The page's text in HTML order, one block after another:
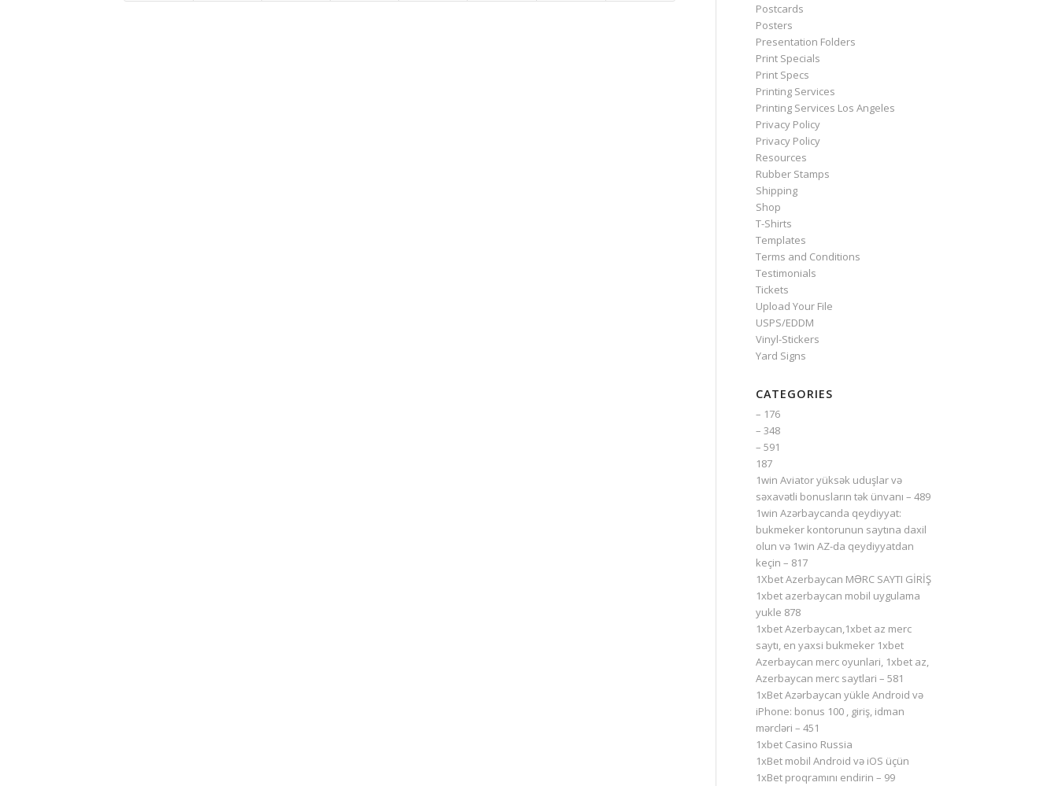
Postcards
Posters
Presentation Folders
Print Specials
Print Specs
Printing Services
Printing Services Los Angeles
Privacy Policy
Privacy Policy
Resources
Rubber Stamps
Shipping
Shop
T-Shirts
Templates
Terms and Conditions
Testimonials
Tickets
Upload Your File
USPS/EDDM
Vinyl-Stickers
Yard Signs
CATEGORIES
– 176
– 348
– 591
187
1win Aviator yüksək uduşlar və
səxavətli bonusların tək ünvanı – 489
1win Azərbaycanda qeydiyyat:
bukmeker kontorunun saytına daxil
olun və 1win AZ-da qeydiyyatdan
keçin – 817
1Xbet Azerbaycan MƏRC SAYTI GİRİŞ
1xbet azerbaycan mobil uygulama
yukle 878
1xbet Azerbaycan,1xbet az merc
saytı, en yaxsi bukmeker 1xbet
Azerbaycan merc oyunlari, 1xbet az,
Azerbaycan merc saytlari – 581
1xBet Azərbaycan yükle Android və
iPhone: bonus 100 , giriş, idman
mərcləri – 451
1xbet Casino Russia
1xBet mobil Android və iOS üçün
1xBet proqramını endirin – 99